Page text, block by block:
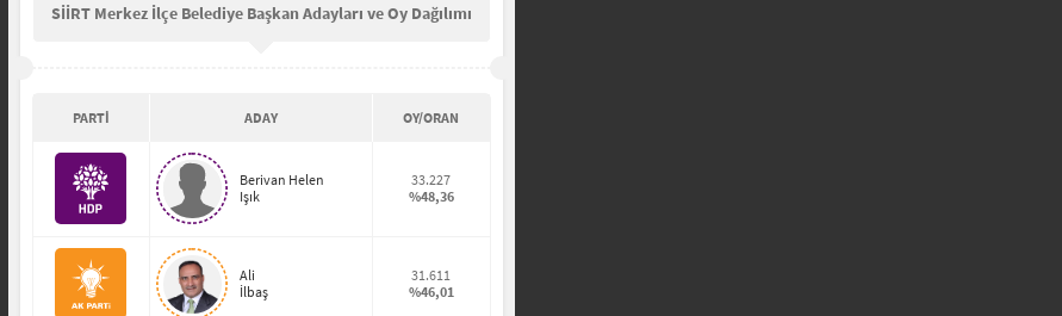
SİİRT Merkez İlçe Belediye Başkan Adayları ve Oy Dağılımı
PARTİ ADAY OY/ORAN
Berivan Helen
Işık
33.227
%48,36
Ali
İlbaş
31.611
%46,01